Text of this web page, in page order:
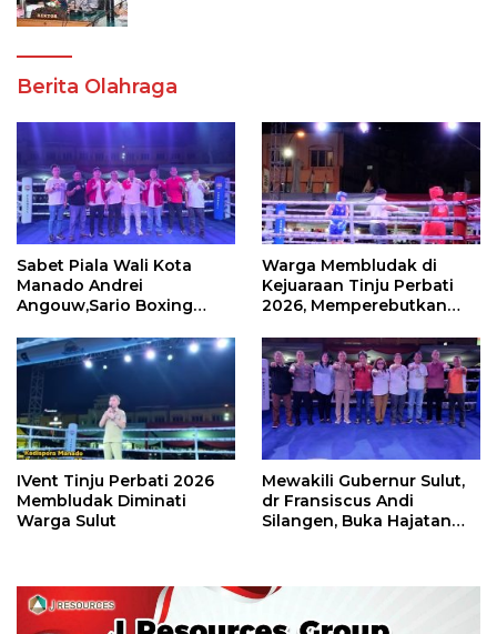
Berita Olahraga
Sabet Piala Wali Kota
Manado Andrei
Angouw,Sario Boxing
Perbati 2026
Warga Membludak di
Kejuaraan Tinju Perbati
2026, Memperebutkan
IVent Tinju Perbati 2026
Membludak Diminati
Warga Sulut
Mewakili Gubernur Sulut,
dr Fransiscus Andi
Silangen, Buka Hajatan